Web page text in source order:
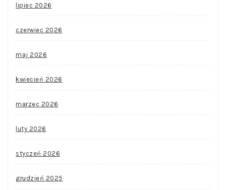
lipiec 2026
czerwiec 2026
maj 2026
kwiecień 2026
marzec 2026
luty 2026
styczeń 2026
grudzień 2025